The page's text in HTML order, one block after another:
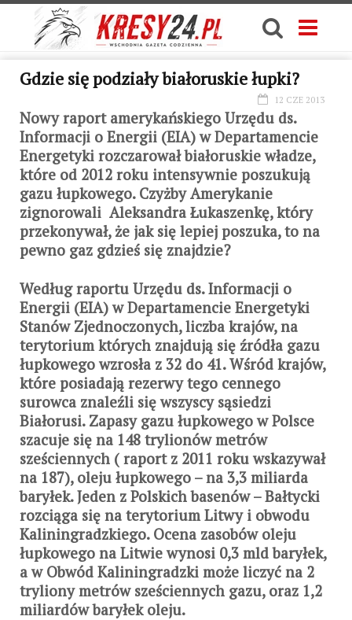
Gdzie się podziały białoruskie łupki?
12 CZE 2013
Nowy raport amerykańskiego Urzędu ds.
Informacji o Energii (EIA) w Departamencie
Energetyki rozczarował białoruskie władze,
które od 2012 roku intensywnie poszukują
gazu łupkowego. Czyżby Amerykanie
zignorowali Aleksandra Łukaszenkę, który
przekonywał, że jak się lepiej poszuka, to na
pewno gaz gdzieś się znajdzie?
Według raportu Urzędu ds. Informacji o
Energii (EIA) w Departamencie Energetyki
Stanów Zjednoczonych, liczba krajów, na
terytorium których znajdują się źródła gazu
łupkowego wzrosła z 32 do 41. Wśród krajów,
które posiadają rezerwy tego cennego
surowca znaleźli się wszyscy sąsiedzi
Białorusi. Zapasy gazu łupkowego w Polsce
szacuje się na 148 trylionów metrów
sześciennych ( raport z 2011 roku wskazywał
na 187), oleju łupkowego – na 3,3 miliarda
baryłek. Jeden z Polskich basenów – Bałtycki
rozciąga się na terytorium Litwy i obwodu
Kaliningradzkiego. Ocena zasobów oleju
łupkowego na Litwie wynosi 0,3 mld baryłek,
a w Obwód Kaliningradzki może liczyć na 2
tryliony metrów sześciennych gazu, oraz 1,2
miliardów baryłek oleju.